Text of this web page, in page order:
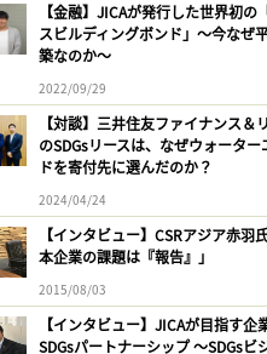
【金融】JICAが発行した世界初の
スビルディングボンド」〜今なぜ
築なのか〜
2022/09/29
【対談】三井住友ファイナンス＆
のSDGsリースは、なぜウォーター
ドを寄付先に選んだのか？
2024/04/24
【インタビュー】CSRアジア赤羽
本企業の課題は『報告』」
2015/08/03
【インタビュー】JICAが目指す企
SDGsパートナーシップ 〜SDGsビ